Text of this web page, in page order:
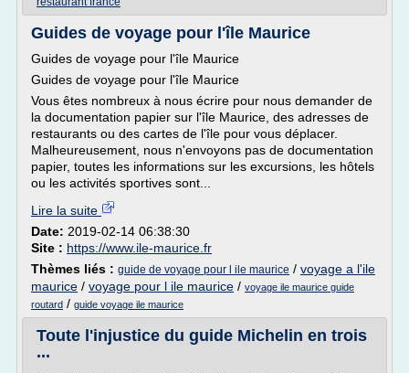
Guides de voyage pour l'île Maurice
Guides de voyage pour l'île Maurice
Guides de voyage pour l'île Maurice
Vous êtes nombreux à nous écrire pour nous demander de
la documentation papier sur l'île Maurice, des adresses de
restaurants ou des cartes de l'île pour vous déplacer.
Malheureusement, nous n'envoyons pas de documentation
papier, toutes les informations sur les excursions, les hôtels
ou les activités sportives sont...
Lire la suite
Date: 2019-02-14 06:38:30
Site : https://www.ile-maurice.fr
Thèmes liés : guide de voyage pour l ile maurice / voyage a l'ile
maurice / voyage pour l ile maurice / voyage ile maurice guide
routard / guide voyage ile maurice
Toute l'injustice du guide Michelin en trois
...